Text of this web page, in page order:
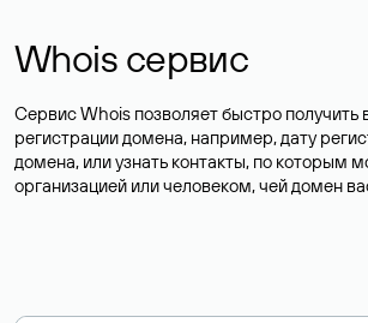
Whois сервис
Сервис Whois позволяет быстро
регистрации домена, например, дату
домена, или узнать контакты, по которым
организацией или человеком, чей домен